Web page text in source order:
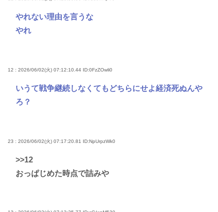
やれない理由を言うな
やれ
12 : 2026/06/02(火) 07:12:10.44 ID:0FzZOwli0
いうて戦争継続しなくてもどちらにせよ経済死ぬんや
ろ？
23 : 2026/06/02(火) 07:17:20.81 ID:NpUrpzWk0
>>12
おっぱじめた時点で詰みや